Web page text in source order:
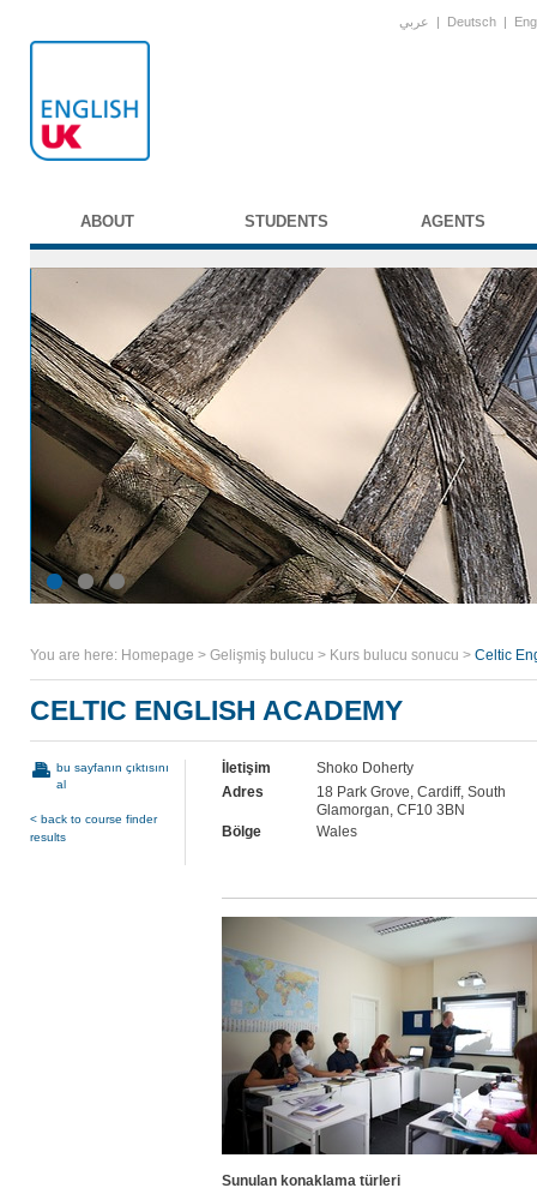
عربي | Deutsch |
ABOUT STUDENTS AGENTS
You are here: Homepage > Gelişmiş bulucu > Kurs bulucu sonucu > Celtic
CELTIC ENGLISH ACADEMY
bu sayfanın çıktısını
al
< back to course finder
results
İletişim
Shoko Doherty
Adres
18 Park Grove, Cardiff, South
Glamorgan, CF10 3BN
Bölge
Wales
Sunulan konaklama türleri